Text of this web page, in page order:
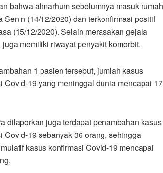
bahwa almarhum sebelumnya masuk rumah
Senin (14/12/2020) dan terkonfirmasi positif
(15/12/2020). Selain merasakan gejala
juga memiliki riwayat penyakit komorbit.
1 pasien tersebut, jumlah kasus
Covid-19 yang meninggal dunia mencapai 17
dilaporkan juga terdapat penambahan kasus
Covid-19 sebanyak 36 orang, sehingga
kasus konfirmasi Covid-19 mencapai